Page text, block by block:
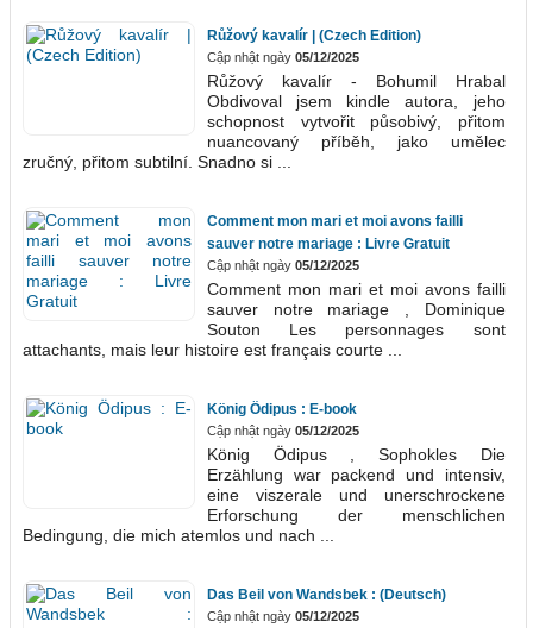
Růžový kavalír | (Czech Edition)
Cập nhật ngày 05/12/2025
Růžový kavalír - Bohumil Hrabal
Obdivoval jsem kindle autora, jeho
schopnost vytvořit působivý, přitom
nuancovaný příběh, jako umělec
zručný, přitom subtilní. Snadno si ...
Comment mon mari et moi avons failli
sauver notre mariage : Livre Gratuit
Cập nhật ngày 05/12/2025
Comment mon mari et moi avons failli
sauver notre mariage , Dominique
Souton Les personnages sont
attachants, mais leur histoire est français courte ...
König Ödipus : E-book
Cập nhật ngày 05/12/2025
König Ödipus , Sophokles Die
Erzählung war packend und intensiv,
eine viszerale und unerschrockene
Erforschung der menschlichen
Bedingung, die mich atemlos und nach ...
Das Beil von Wandsbek : (Deutsch)
Cập nhật ngày 05/12/2025